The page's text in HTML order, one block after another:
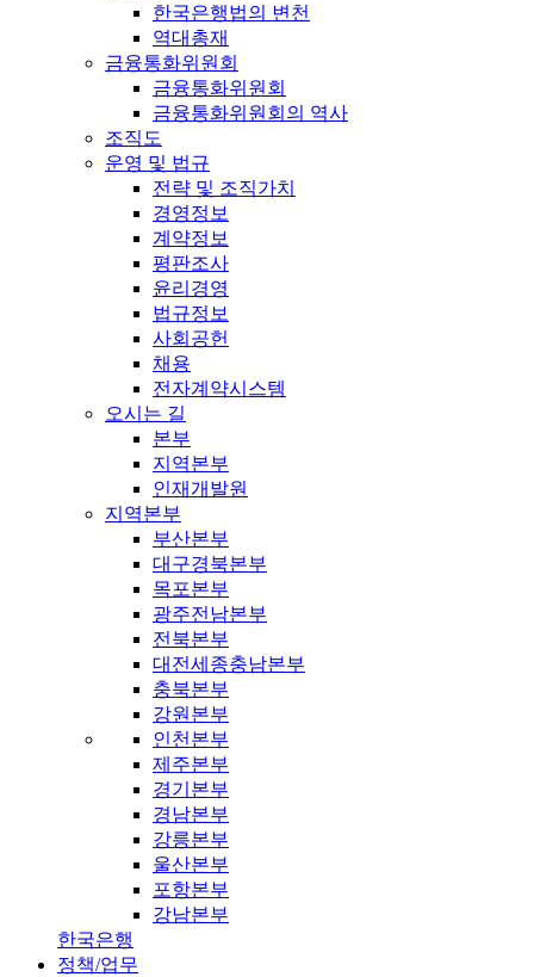
한국은행법의 변천
역대총재
금융통화위원회
금융통화위원회
금융통화위원회의 역사
조직도
운영 및 법규
전략 및 조직가치
경영정보
계약정보
평판조사
윤리경영
법규정보
사회공헌
채용
전자계약시스템
오시는 길
본부
지역본부
인재개발원
지역본부
부산본부
대구경북본부
목포본부
광주전남본부
전북본부
대전세종충남본부
충북본부
강원본부
인천본부
제주본부
경기본부
경남본부
강릉본부
울산본부
포항본부
강남본부
한국은행
정책/업무